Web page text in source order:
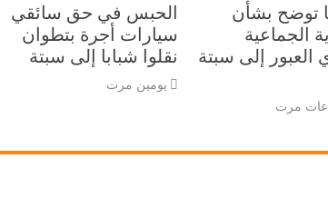
توضح بشأن
الجماعية
العبور إلى سبتة
الحبس في حق سائقي
سيارات أجرة بتطوان
نقلوا شبابا إلى سبتة
يومين مرت